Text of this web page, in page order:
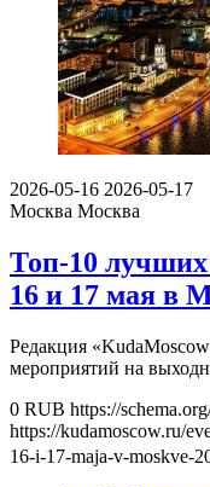
2026-05-16 2026-05-17
Москва Москва
Топ-10
16 и 17 мая в
Редакция
мероприятий на
0 RUB https://
https://kudamoscow.ru/
16-i-17-maja-v-moskve-